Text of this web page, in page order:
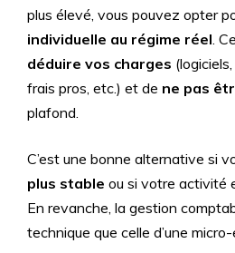
plus élevé, vous pouvez opter
individuelle au régime réel .
déduire vos charges
frais pros, etc.) et de ne pas
plafond.
C’est une bonne alternative si
plus stable ou si votre activité
En revanche, la gestion
technique que celle d’une